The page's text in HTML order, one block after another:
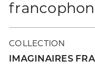
COLLECTION
IMAGINAIRES